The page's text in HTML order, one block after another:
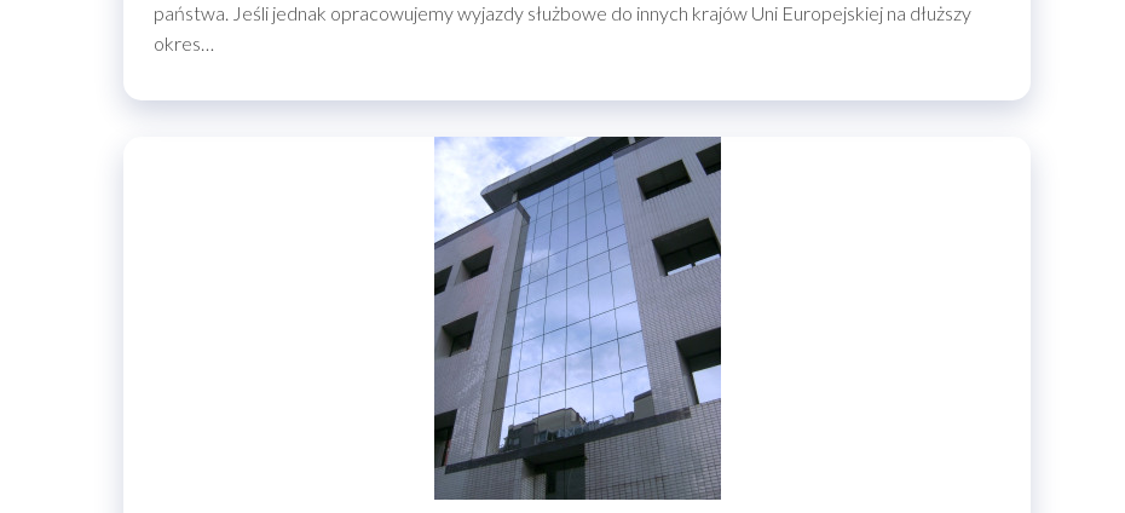
państwa. Jeśli jednak opracowujemy wyjazdy służbowe do innych krajów Uni Europejskiej na dłuższy
okres…